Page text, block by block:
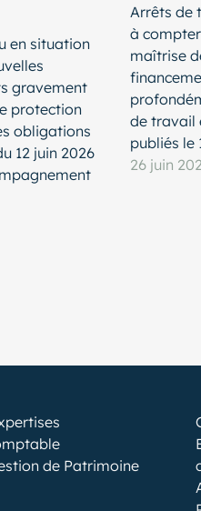
en situation
gravement
protection
obligations
12 juin 2026
Arrêts de
à
maîtrise
de travail
publiés le
26 juin
de Patrimoine